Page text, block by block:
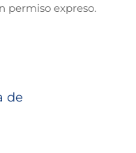
permiso expreso.
de